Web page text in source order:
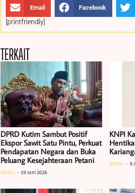
Email Facebook
[printfriendly]
TERKAIT
DPRD Kutim Sambut Positif
Ekspor Sawit Satu Pintu, Perkuat
Pendapatan Negara dan Buka
Peluang Kesejahteraan Petani
admin 19 Juni 2026
KNPI
admin 9